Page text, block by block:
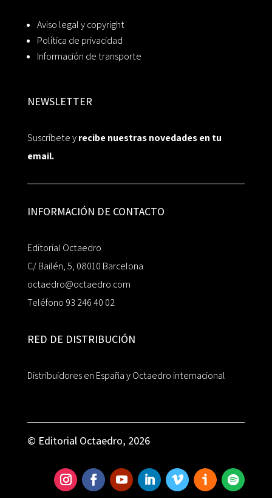
Aviso legal y copyright
Política de privacidad
Información de transporte
NEWSLETTER
Suscríbete yrecibe nuestras novedades en tu
email.
INFORMACIÓN DE CONTACTO
Editorial Octaedro
C/ Bailén, 5, 08010 Barcelona
octaedro@octaedro.com
Teléfono 93 246 40 02
RED DE DISTRIBUCIÓN
Distribuidores en España y Octaedro internacional
© Editorial Octaedro, 2026